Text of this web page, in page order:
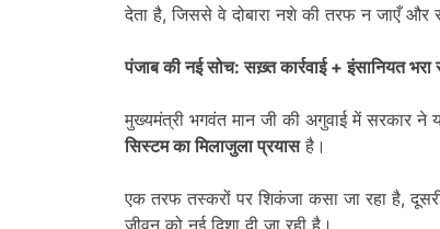
देता है, जिससे वे दोबारा नशे की तरफ न जाएँ और
पंजाब की नई सोच: सख़्त कार्रवाई + इंसानियत भरा
मुख्यमंत्री भगवंत मान जी की अगुवाई में सरकार
सिस्टम का मिलाजुला प्रयासहै।
एक तरफ तस्करों पर शिकंजा कसा जा रहा है,
जीवन को नई दिशा दी जा रही है।